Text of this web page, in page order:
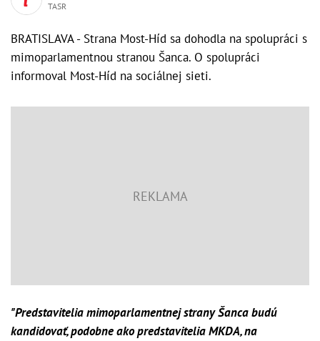
TASR
BRATISLAVA - Strana Most-Híd sa dohodla na spolupráci s
mimoparlamentnou stranou Šanca. O spolupráci
informoval Most-Híd na sociálnej sieti.
"Predstavitelia mimoparlamentnej strany Šanca budú
kandidovať, podobne ako predstavitelia MKDA, na